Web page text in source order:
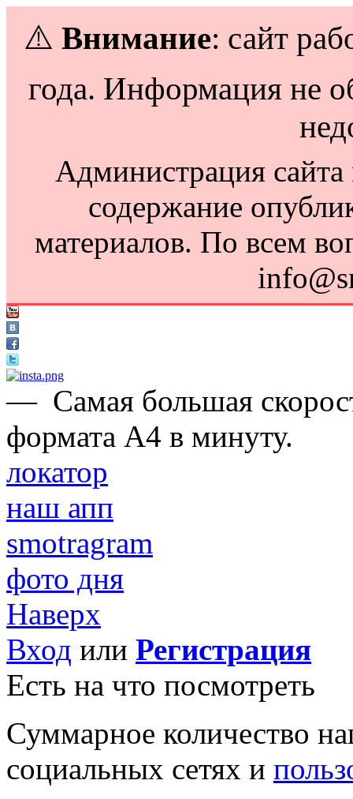
⚠️ Внимание: сайт
года. Информация не
Администрация сайта
содержание
материалов. По всем
— Самая большая
формата А4 в минуту.
локатор
наш апп
smotragram
фото дня
Наверх
Вход или Регистрация
Есть на что посмотреть
Суммарное количество
социальных сетях и